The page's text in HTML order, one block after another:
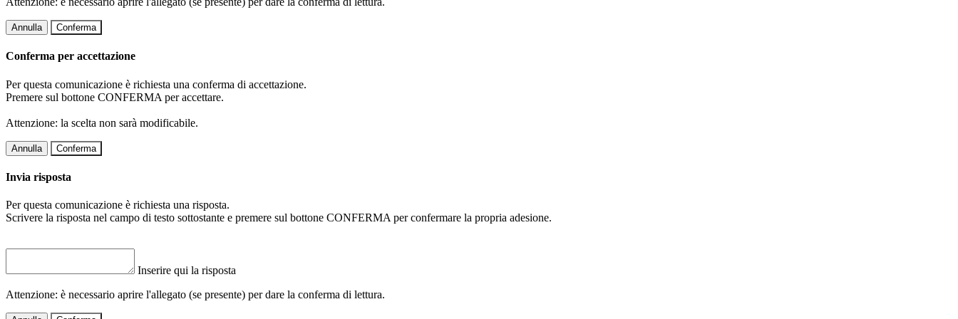
Annulla Conferma
Conferma per accettazione
Per questa comunicazione è richiesta una conferma di accettazione.
Premere sul bottone CONFERMA per accettare.
Attenzione: la scelta non sarà modificabile.
Annulla Conferma
Invia risposta
Per questa comunicazione è richiesta una risposta.
Scrivere la risposta nel campo di testo sottostante e premere sul bottone CONFERMA per confermare la propria adesione.
Inserire qui la risposta
Attenzione: è necessario aprire l'allegato (se presente) per dare la conferma di lettura.